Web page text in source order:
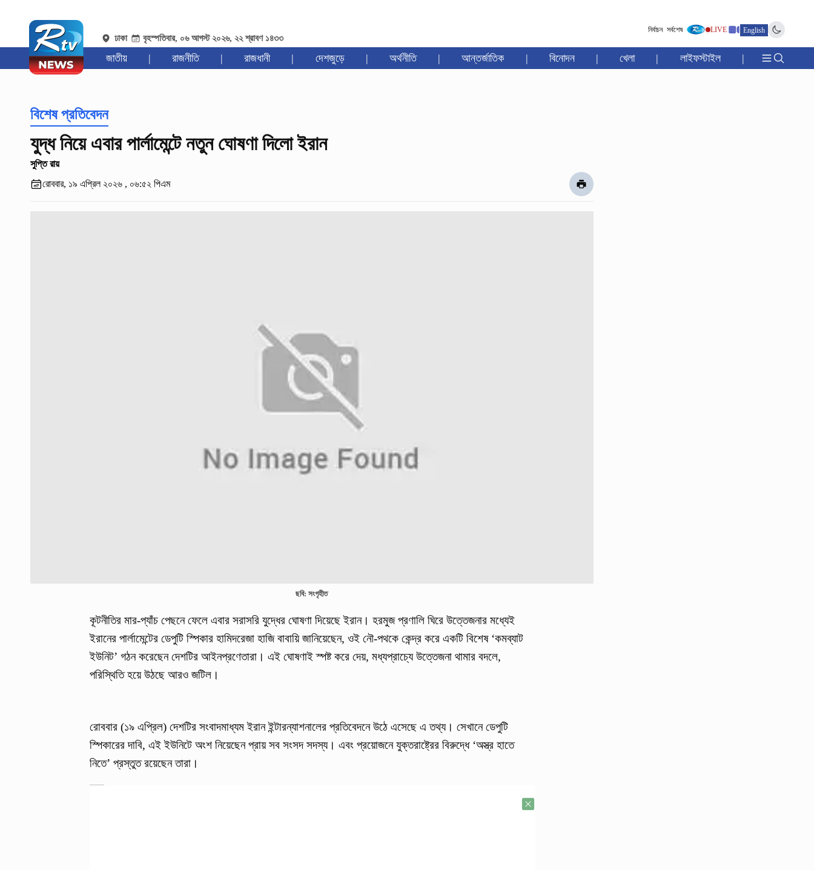
ঢাকা বৃহস্পতিবার, ০৬ আগস্ট ২০২৬, ২২ শ্রাবণ ১৪৩৩
নির্বাচন সর্বশেষ LIVE English
জাতীয় | রাজনীতি | রাজধানী | দেশজুড়ে | অর্থনীতি | আন্তর্জাতিক | বিনোদন | খেলা | লাইফস্টাইল |
বিশেষ প্রতিবেদন
যুদ্ধ নিয়ে এবার পার্লামেন্টে নতুন ঘোষণা দিলো ইরান
সুপ্তি রায়
রোববার, ১৯ এপ্রিল ২০২৬ , ০৬:৫২ পিএম
ছবি: সংগৃহীত
কূটনীতির মার-প্যাঁচ পেছনে ফেলে এবার সরাসরি যুদ্ধের ঘোষণা দিয়েছে ইরান। হরমুজ প্রণালি ঘিরে উত্তেজনার মধ্যেই
ইরানের পার্লামেন্টের ডেপুটি স্পিকার হামিদরেজা হাজি বাবায়ি জানিয়েছেন, ওই নৌ-পথকে কেন্দ্র করে একটি বিশেষ ‘কমব্যাট
ইউনিট’ গঠন করেছেন দেশটির আইনপ্রণেতারা। এই ঘোষণাই স্পষ্ট করে দেয়, মধ্যপ্রাচ্যে উত্তেজনা থামার বদলে,
পরিস্থিতি হয়ে উঠছে আরও জটিল।
রোববার (১৯ এপ্রিল) দেশটির সংবাদমাধ্যম ইরান ইন্টারন্যাশনালের প্রতিবেদনে উঠে এসেছে এ তথ্য। সেখানে ডেপুটি
স্পিকারের দাবি, এই ইউনিটে অংশ নিয়েছেন প্রায় সব সংসদ সদস্য। এবং প্রয়োজনে যুক্তরাষ্ট্রের বিরুদ্ধে ‘অস্ত্র হাতে
নিতে’ প্রস্তুত রয়েছেন তারা।